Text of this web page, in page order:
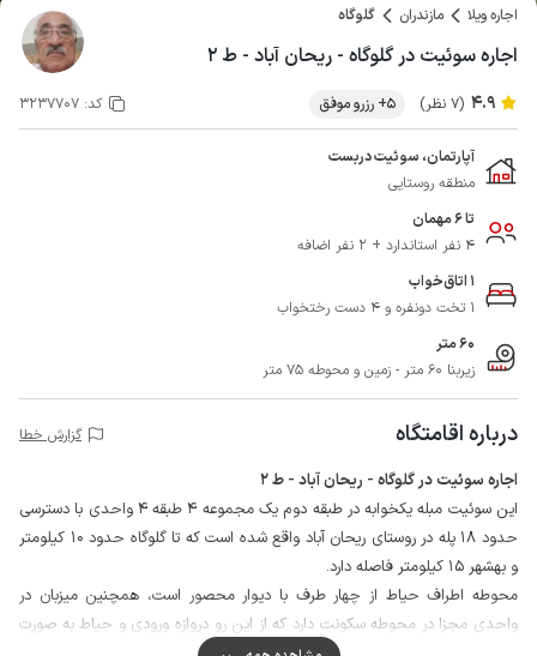
اجاره ویلا مازندران گلوگاه
اجاره سوئیت در گلوگاه - ریحان آباد - ط ۲
4.9 (7 نظر) 5+ رزرو موفق کد: 3237707
آپارتمان، سوئیت دربست
منطقه روستایی
تا 6 مهمان
4 نفر استاندارد + 2 نفر اضافه
1 اتاق‌خواب
1 تخت دونفره و 4 دست رختخواب
60 متر
زیربنا 60 متر - زمین و محوطه 75 متر
درباره اقامتگاه گزارش خطا
اجاره سوئیت در گلوگاه - ریحان آباد - ط 2
این سوئیت مبله یکخوابه در طبقه دوم یک مجموعه 4 طبقه 4 واحدی با دسترسی
حدود 18 پله در روستای ریحان آباد واقع شده است که تا گلوگاه حدود 10 کیلومتر
و بهشهر 15 کیلومتر فاصله دارد.
محوطه اطراف حیاط از چهار طرف با دیوار محصور است، همچنین میزبان در
واحدی مجزا در محوطه سکونت دارد که از این رو دروازه ورودی و حیاط به صورت